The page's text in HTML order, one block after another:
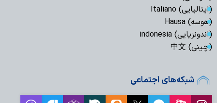
(ایتالیایی) Italiano
(هوسه) Hausa
(اندونزیایی) indonesia
(چینی) 中文
شبکه‌های اجتماعی